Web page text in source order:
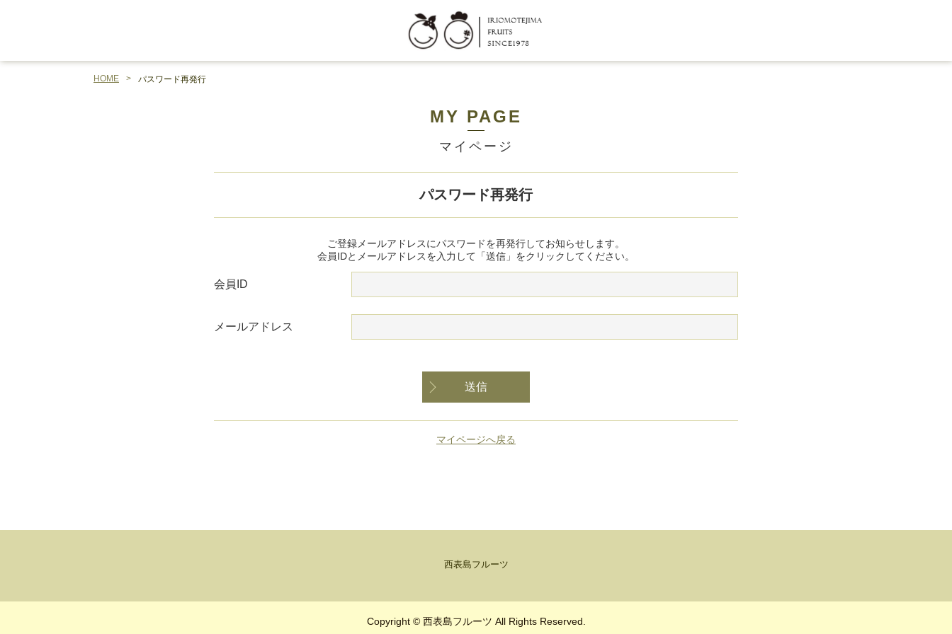
HOME パスワード再発行
MY PAGE
マイページ
パスワード再発行
ご登録メールアドレスにパスワードを再発行してお知らせします。
会員IDとメールアドレスを入力して「送信」をクリックしてください。
会員ID
メールアドレス
送信
マイページへ戻る
西表島フルーツ
Copyright © 西表島フルーツ All Rights Reserved.